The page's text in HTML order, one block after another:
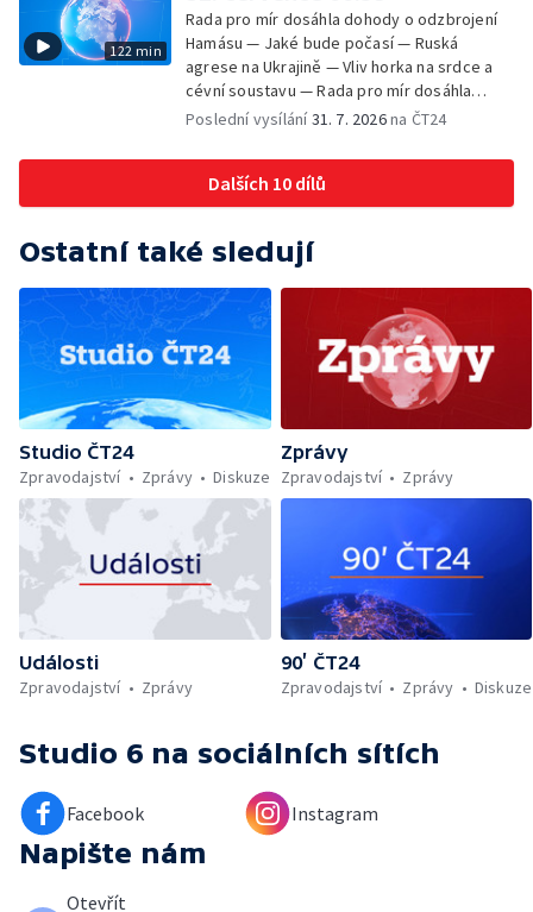
122 min
Rada pro mír dosáhla dohody o odzbrojení
Hamásu — Jaké bude počasí — Ruská
agrese na Ukrajině — Vliv horka na srdce a
cévní soustavu — Rada pro mír dosáhla
dohody o odzbrojení Hamásu — Dokument
začíná výplata superdávky — Tropické
teploty zatěžují i volně žijící zvířata
Poslední vysílání31. 7. 2026na ČT24
Dalších 10 dílů
Ostatní také sledují
Studio ČT24
Zpravodajství
Zprávy Diskuze
Zprávy
Zpravodajství
Zprávy
Události
Zpravodajství
Zprávy
90’ ČT24
Zpravodajství
Zprávy Diskuze
Studio 6 na sociálních sítích
Facebook Instagram
Napište nám
Otevřít